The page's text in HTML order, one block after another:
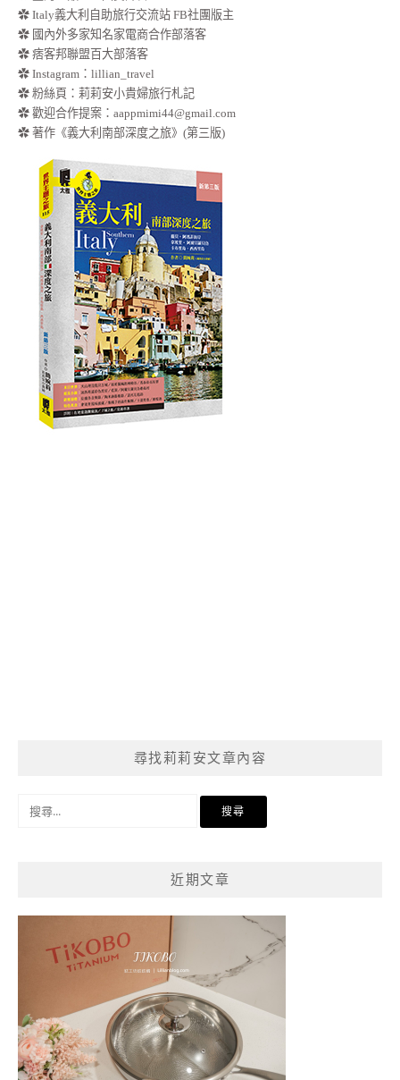
✿ Italy義大利自助旅行交流站 FB社團版主
✿ 國內外多家知名家電商合作部落客
✿ 痞客邦聯盟百大部落客
✿ Instagram：lillian_travel
✿ 粉絲頁：莉莉安小貴婦旅行札記
✿ 歡迎合作提案： aappmimi44@gmail.com
✿ 著作《義大利南部深度之旅》(第三版)
尋找莉莉安文章內容
近期文章